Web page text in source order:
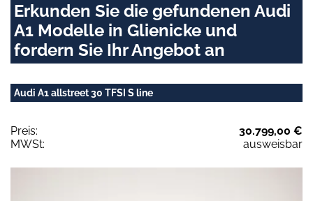
Erkunden Sie die gefundenen Audi
A1 Modelle in Glienicke und
fordern Sie Ihr Angebot an
Audi A1 allstreet 30 TFSI S line
Preis:
30.799,00 €
MWSt:
ausweisbar